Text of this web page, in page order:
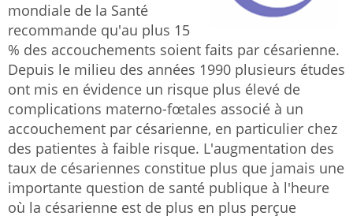
mondiale de la Santé
recommande qu'au plus 15
% des accouchements soient faits par césarienne.
Depuis le milieu des années 1990 plusieurs études
ont mis en évidence un risque plus élevé de
complications materno-fœtales associé à un
accouchement par césarienne, en particulier chez
des patientes à faible risque. L'augmentation des
taux de césariennes constitue plus que jamais une
importante question de santé publique à l'heure
où la césarienne est de plus en plus perçue